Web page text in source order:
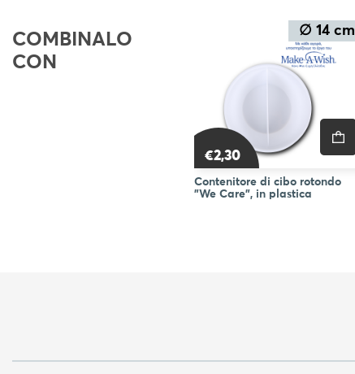
COMBINALO
CON
∅ 14 cm
€2,30
Contenitore di cibo rotondo
"We Care", in plastica